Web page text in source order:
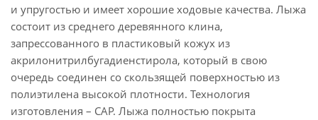
и упругостью и имеет хорошие ходовые качества. Лыжа
состоит из среднего деревянного клина,
запрессованного в пластиковый кожух из
акрилонитрилбугадиенстирола, который в свою
очередь соединен со скользящей поверхностью из
полиэтилена высокой плотности. Технология
изготовления – CAP. Лыжа полностью покрыта